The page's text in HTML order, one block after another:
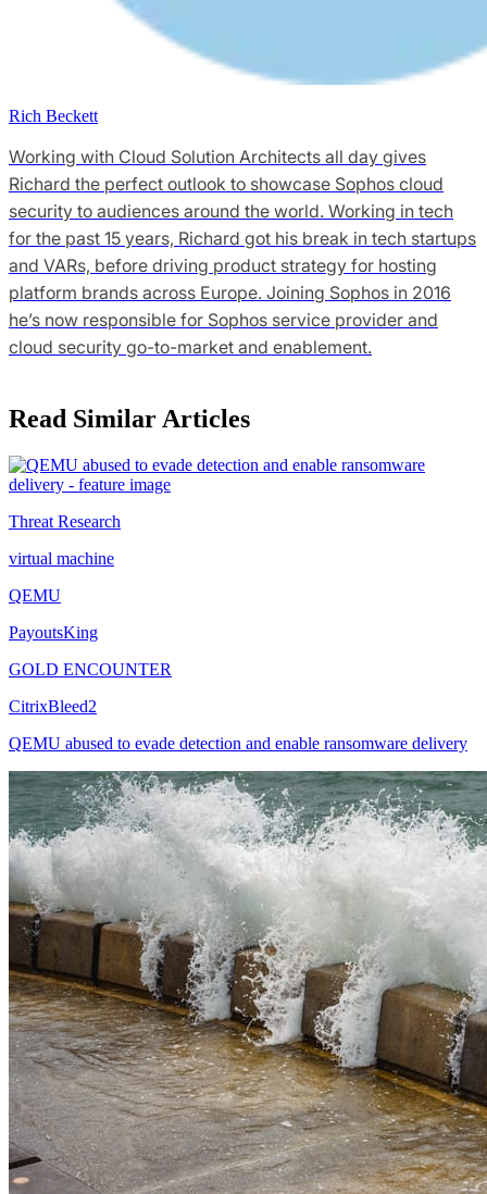
Rich Beckett
Working with Cloud Solution Architects all day gives
Richard the perfect outlook to showcase Sophos cloud
security to audiences around the world. Working in tech
for the past 15 years, Richard got his break in tech startups
and VARs, before driving product strategy for hosting
platform brands across Europe. Joining Sophos in 2016
he’s now responsible for Sophos service provider and
cloud security go-to-market and enablement.
Read Similar Articles
Threat Research
virtual machine
QEMU
PayoutsKing
GOLD ENCOUNTER
CitrixBleed2
QEMU abused to evade detection and enable ransomware delivery